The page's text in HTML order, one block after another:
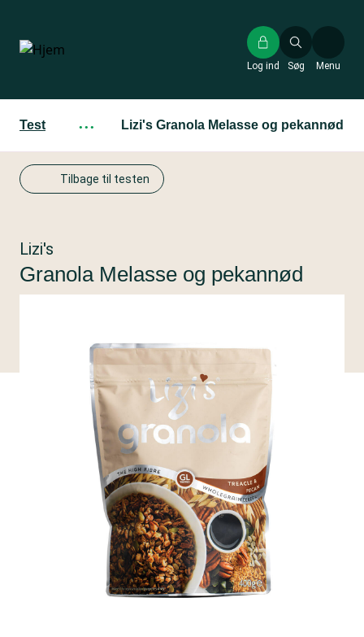
hovedindhold
Søg
Log ind Menu
Test ··· Lizi's Granola Melasse og pekannød
Tilbage til testen
Lizi's
Granola Melasse og pekannød